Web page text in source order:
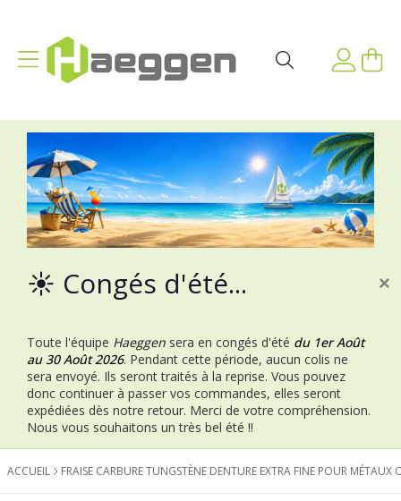
Affichage navigation Mon
☀️ Congés d'été...
Toute l'équipe Haeggen sera en congés d'été du 1er Août
au 30 Août 2026. Pendant cette période, aucun colis ne
sera envoyé. Ils seront traités à la reprise. Vous pouvez
donc continuer à passer vos commandes, elles seront
expédiées dès notre retour. Merci de votre compréhension.
Nous vous souhaitons un très bel été !!
×
ACCUEIL FRAISE CARBURE TUNGSTÈNE DENTURE EXTRA FINE POUR